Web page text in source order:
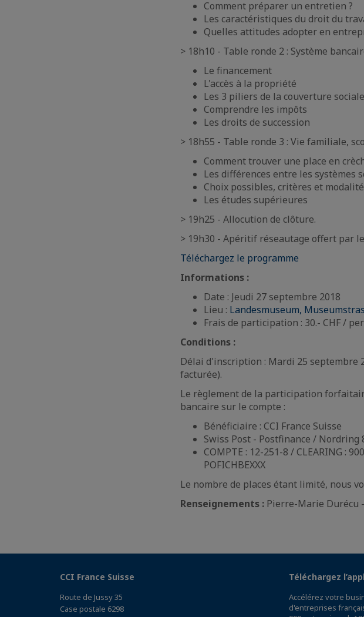
Comment préparer un entretien ?
Les caractéristiques du droit du
Quelles attitudes adopter en
> 18h10 - Table ronde 2 : Système
Le financement
L'accès à la propriété
Les 3 piliers de la couverture sociale
Comprendre les impôts
Les droits de succession
> 18h55 - Table ronde 3 : Vie familiale,
Comment trouver une place en
Les différences entre les systèmes
Choix possibles, critères et
Les études supérieures
> 19h25 - Allocution de clôture.
> 19h30 - Apéritif réseautage offert par
Téléchargez le programme
Informations :
Date : Jeudi 27 septembre 2018
Lieu : Landesmuseum,
Frais de participation : 30.- CHF /
Conditions :
Délai d'inscription : Mardi 25 septembre
facturée).
Le règlement de la participation
bancaire sur le compte :
Bénéficiaire : CCI France Suisse
Swiss Post - Postfinance / Nordring
COMPTE : 12-251-8 / CLEARING :
POFICHBEXXX
Le nombre de places étant limité, nous
Renseignements : Pierre-Marie Durécu -
CCI France Suisse
Route de Jussy 35
Case postale 6298
Téléchargez
Accélérez votre
d'entreprises